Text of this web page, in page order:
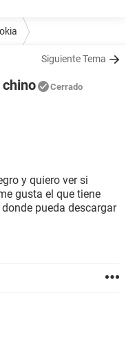
Siguiente Tema
Cerrado
y quiero ver si
gusta el que tiene
pueda descargar